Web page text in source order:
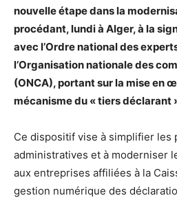
nouvelle étape dans la
procédant, lundi à Alger, à la
avec l’Ordre national des
l’Organisation nationale des
(ONCA), portant sur la mise en
mécanisme du « tiers déclarant
Ce dispositif vise à simplifier les
administratives et à moderniser
aux entreprises affiliées à la
gestion numérique des